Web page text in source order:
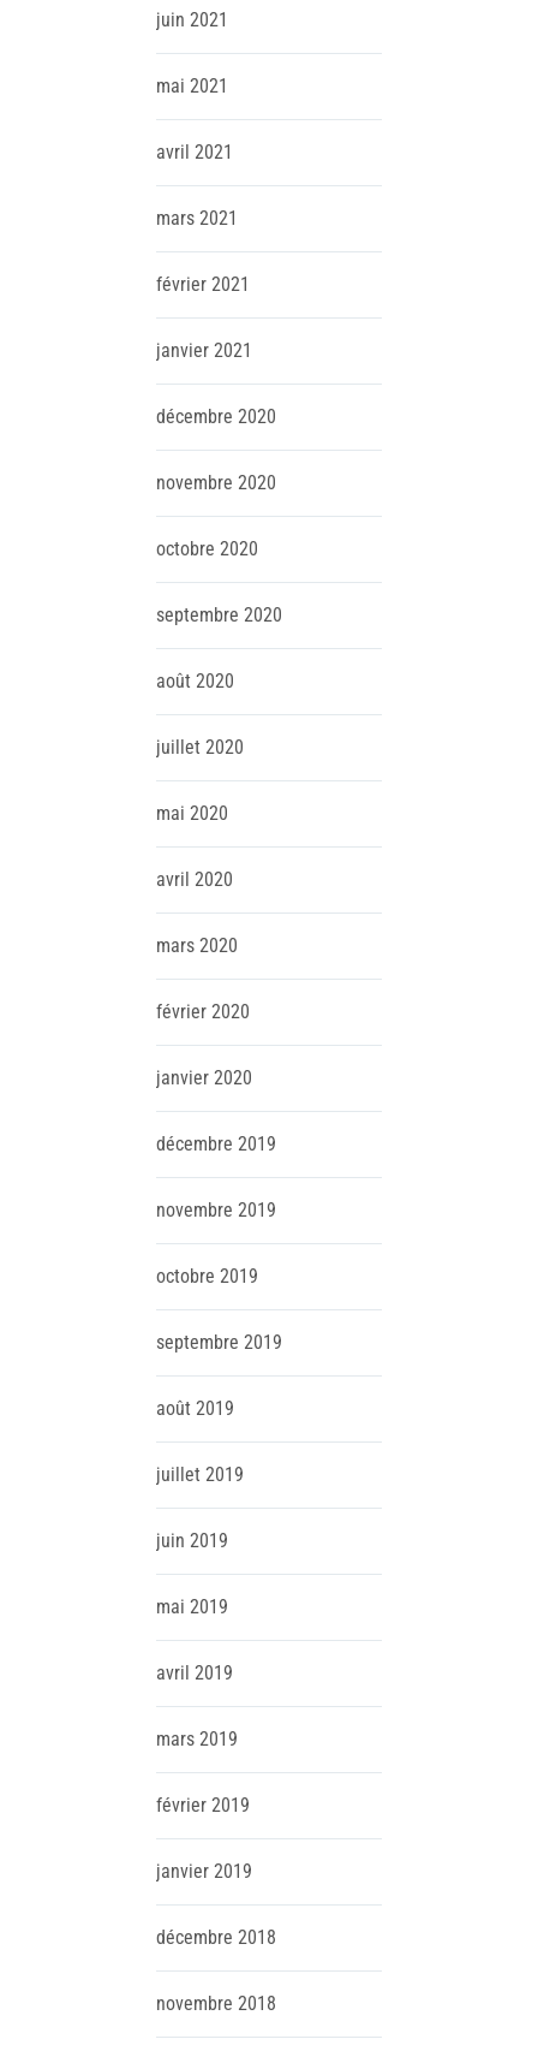
juin 2021
mai 2021
avril 2021
mars 2021
février 2021
janvier 2021
décembre 2020
novembre 2020
octobre 2020
septembre 2020
août 2020
juillet 2020
mai 2020
avril 2020
mars 2020
février 2020
janvier 2020
décembre 2019
novembre 2019
octobre 2019
septembre 2019
août 2019
juillet 2019
juin 2019
mai 2019
avril 2019
mars 2019
février 2019
janvier 2019
décembre 2018
novembre 2018